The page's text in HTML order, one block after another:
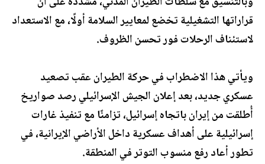
قراراتها التشغيلية تخضع لمعايير السلامة أولًا، مع الاستعداد
لاستئناف الرحلات فور تحسن الظروف.
ويأتي هذا الاضطراب في حركة الطيران عقب تصعيد
عسكري جديد، بعد إعلان الجيش الإسرائيلي رصد صواريخ
أُطلقت من إيران باتجاه إسرائيل، تزامنًا مع تنفيذ غارات
إسرائيلية على أهداف عسكرية داخل الأراضي الإيرانية، في
تطور أعاد رفع منسوب التوتر في المنطقة.